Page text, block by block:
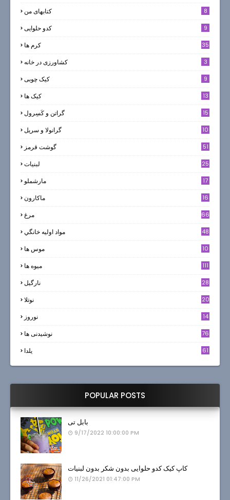
کتابهای من 8
کدو حلوایی 9
کرم ها 35
کشاورزی در خانه 3
کیک چوبی 9
کیک ها
13
گراتن و كَسِرول 15
گرانولا و سريل 10
گوشت قرمز 51
لبنيات 25
مارشملو 17
ماکارون 16
مرغ 66
مواد اوليه خانگي 48
موس ها 10
میوه ها 111
نارگيل 28
نوتلا 20
نوروز
14
نوشیدنی ها 76
یلدا 61
POPULAR POSTS
بابل تی
9/17/2022 10:00:00 PM
کاپ کیک کدو حلوایی بدون شکر بدون لبنیات
11/26/2021 01:47:00 PM